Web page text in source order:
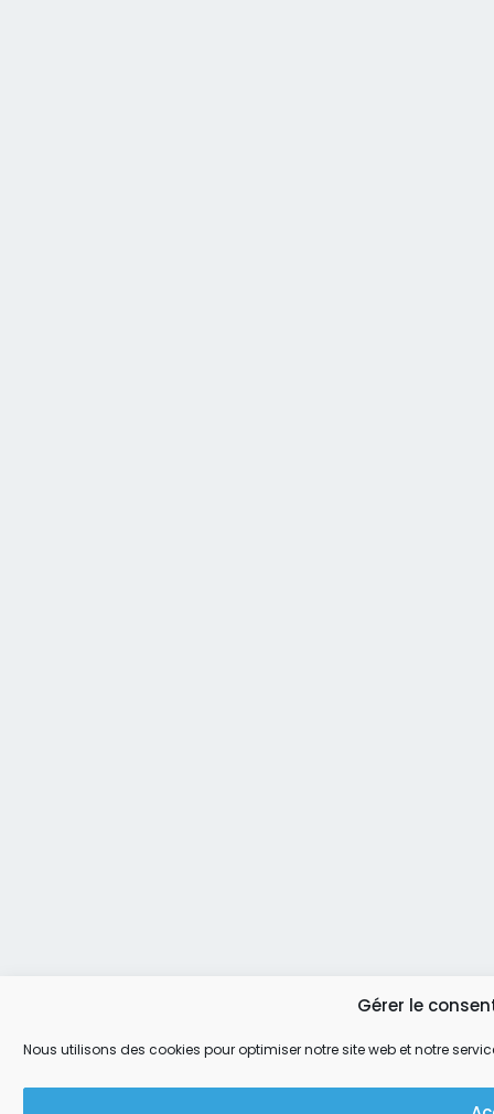
Gérer le
Nous utilisons des cookies pour optimiser notre site web et notre